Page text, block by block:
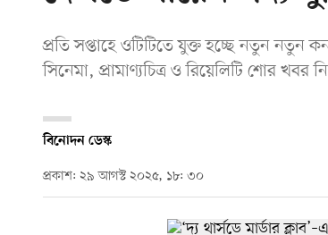
প্রতি সপ্তাহে ওটিটিতে যুক্ত হচ্ছে নতুন নতুন
সিনেমা, প্রামাণ্যচিত্র ও রিয়েলিটি শোর
বিনোদন ডেস্ক
প্রকাশ: ২৯ আগস্ট ২০২৫, ১৮: ৩০